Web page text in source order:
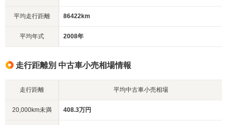
平均走行距離 86422km
平均年式 2008年
走行距離別 中古車小売相場情報
走行距離 平均中古車小売相場
20,000km未満 408.3万円